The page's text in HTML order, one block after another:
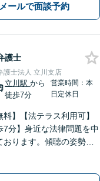
メールで面談予約
護士
護士法人 立川支店
立川駅から
徒歩7分
営業時間：本
日定休日
料】【法テラス利用可】
7分】身近な法律問題を中
ります。傾聴の姿勢と